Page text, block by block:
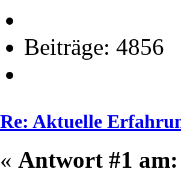
Beiträge: 4856
Re: Aktuelle
« Antwort #1 am: